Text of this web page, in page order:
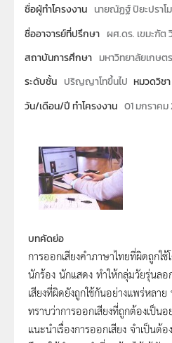
ชื่อผู้ทำโครงงาน นายณัฏฐ์ ปิยะปราโ
ชื่ออาจารย์ที่ปรึกษา ผศ.ดร. เขมะฑัต
สถาบันการศึกษา มหาวิทยาลัยเกษต
ระดับชั้น ปริญญาโทขึ้นไป หมวดวิชา
วัน/เดือน/ปี ทำโครงงาน 01 มกราคม
บทคัดย่อ
การออกเสียงคำภาษาไทยที่ผิดถูกใ
นักร้อง นักแสดง ทำให้กลุ่มวัยรุ่นล
เสียงที่ผิดยังถูกใช้กันอย่างแพร่หลา
ทราบว่าการออกเสียงที่ถูกต้องเป็นอ
แนะนำเรื่องการออกเสียง จำเป็นต้